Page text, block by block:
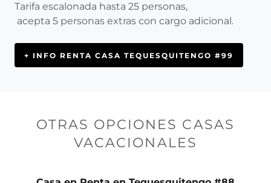
Tarifa escalonada hasta 25 personas,
acepta 5 personas extras con cargo adicional.
+ INFO RENTA CASA TEQUESQUITENGO #99
OTRAS OPCIONES CASAS
VACACIONALES